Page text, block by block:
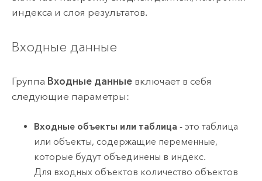
индекса и слоя результатов.
Входные данные
Группа Входные данныевключает в себя
следующие параметры:
Входные объекты или таблица - это таблица
или объекты, содержащие переменные,
которые будут объединены в индекс.
Для входных объектов количество объектов